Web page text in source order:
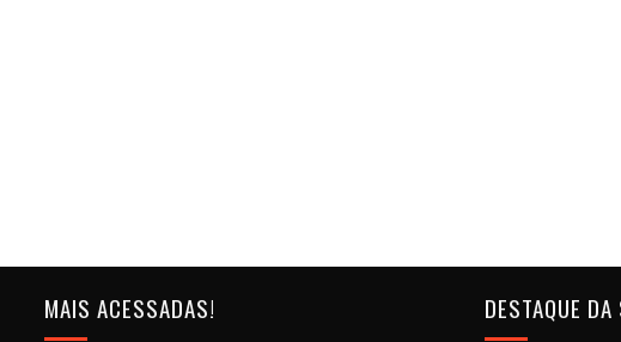
MAIS ACESSADAS! DESTAQUE